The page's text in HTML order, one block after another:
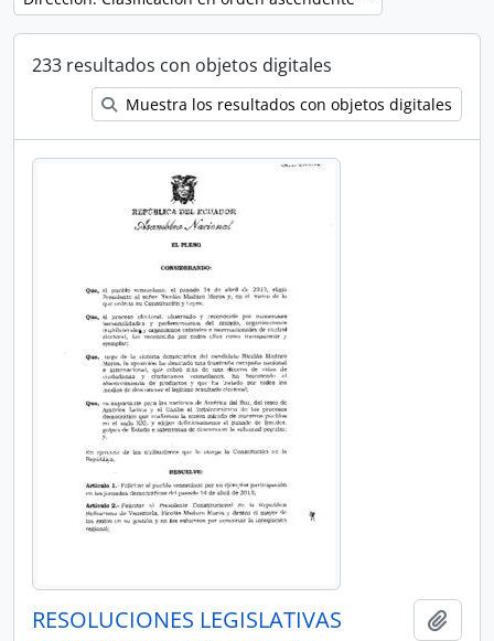
233 resultados con objetos digitales
Muestra los resultados con objetos digitales
RESOLUCIONES LEGISLATIVAS